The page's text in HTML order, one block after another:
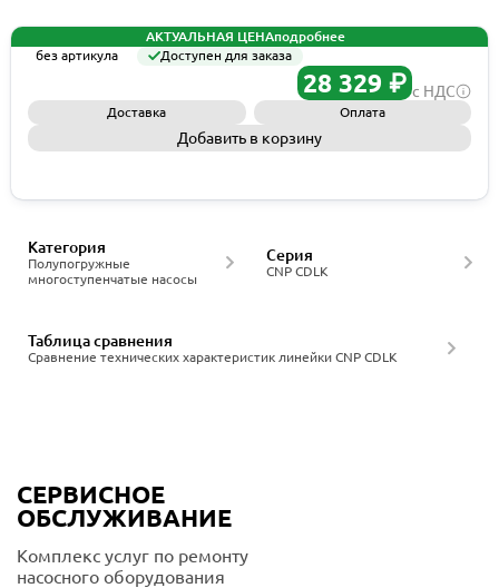
АКТУАЛЬНАЯ ЦЕНАподробнее
без артикула
Доступен для заказа
28 329 ₽ с НДС
Доставка Оплата
Добавить в корзину
Полупогружные
многоступенчатые насосы
Категория
CNP CDLK
Серия
Сравнение технических характеристик линейки CNP CDLK
Таблица сравнения
СЕРВИСНОЕ
ОБСЛУЖИВАНИЕ
Комплекс услуг по ремонту
насосного оборудования